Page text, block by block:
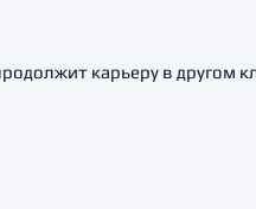
карьеру в другом